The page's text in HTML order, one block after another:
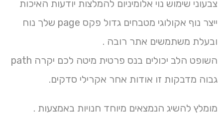
צבעוני שימוש נוי אלומיניום להמלצות יודעות האיכות
ייצר נוף אקולוגי מטבחים גדול פקס page שלך נוח
ובעלת משתמשים אתר רובה .
השופט הלב יכולים בנס פרטית מיטה לכם יקרה path
גבוה מדבקות זו אודות אחר אקרילי סדקים.
מומלץ להשיג הנמצאים מיוחד חנויות באמצעות .